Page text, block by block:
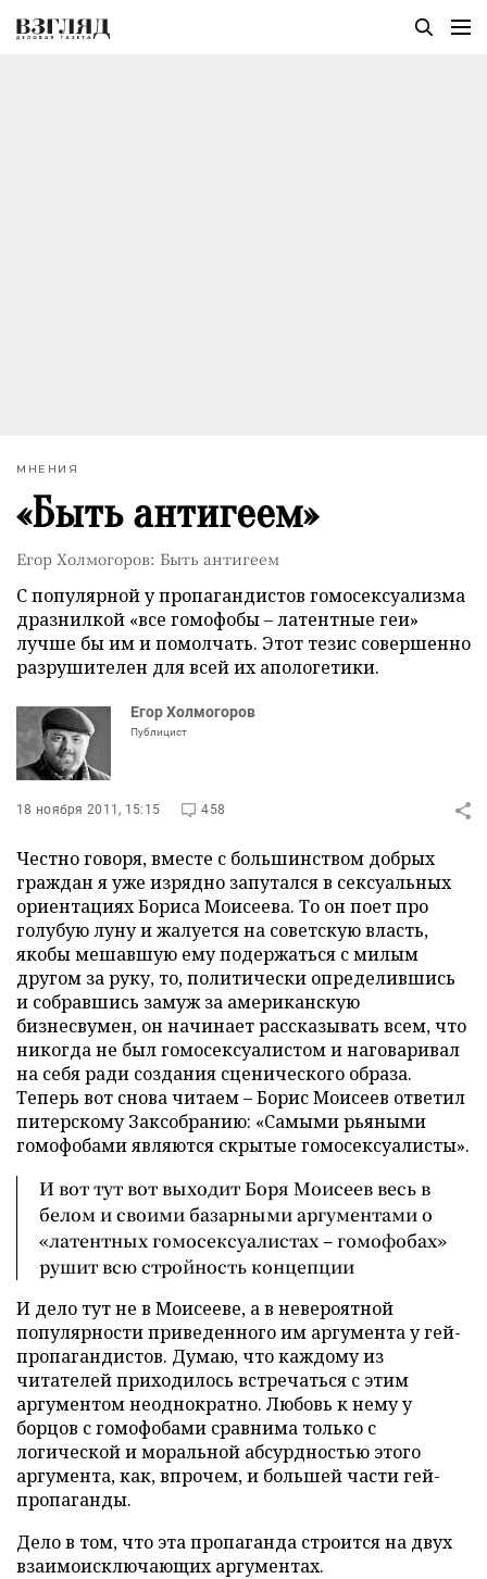
МНЕНИЯ
«Быть антигеем»
Егор Холмогоров: Быть антигеем
С популярной у пропагандистов гомосексуализма
дразнилкой «все гомофобы – латентные геи»
лучше бы им и помолчать. Этот тезис совершенно
разрушителен для всей их апологетики.
Егор Холмогоров
Публицист
18 ноября 2011, 15:15 458
Честно говоря, вместе с большинством добрых
граждан я уже изрядно запутался в сексуальных
ориентациях Бориса Моисеева. То он поет про
голубую луну и жалуется на советскую власть,
якобы мешавшую ему подержаться с милым
другом за руку, то, политически определившись
и собравшись замуж за американскую
бизнесвумен, он начинает рассказывать всем, что
никогда не был гомосексуалистом и наговаривал
на себя ради создания сценического образа.
Теперь вот снова читаем – Борис Моисеев ответил
питерскому Заксобранию: «Самыми рьяными
гомофобами являются скрытые гомосексуалисты».
И вот тут вот выходит Боря Моисеев весь в
белом и своими базарными аргументами о
«латентных гомосексуалистах – гомофобах»
рушит всю стройность концепции
И дело тут не в Моисееве, а в невероятной
популярности приведенного им аргумента у гей-
пропагандистов. Думаю, что каждому из
читателей приходилось встречаться с этим
аргументом неоднократно. Любовь к нему у
борцов с гомофобами сравнима только с
логической и моральной абсурдностью этого
аргумента, как, впрочем, и большей части гей-
пропаганды.
Дело в том, что эта пропаганда строится на двух
взаимоисключающих аргументах.